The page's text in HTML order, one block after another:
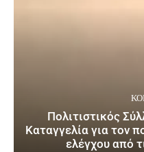
Πολιτιστικός
Καταγγελία για τον
ελέγχου από